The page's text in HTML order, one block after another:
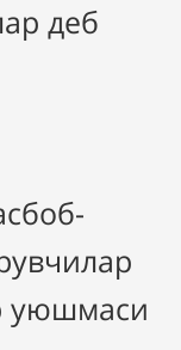
деб
уюшмаси